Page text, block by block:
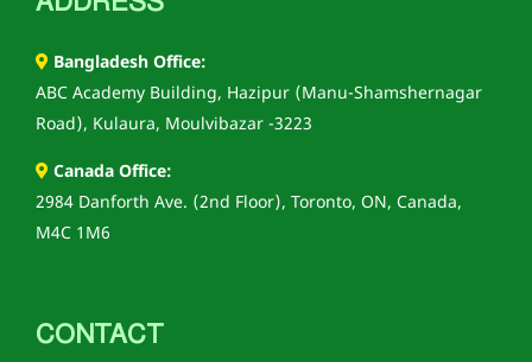
Bangladesh Office:
ABC Academy Building, Hazipur (Manu-Shamshernagar
Road), Kulaura, Moulvibazar -3223
Canada Office:
2984 Danforth Ave. (2nd Floor), Toronto, ON, Canada,
M4C 1M6
CONTACT